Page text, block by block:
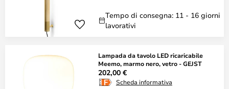
Tempo di consegna: 11 - 16 giorni
lavorativi
Lampada da tavolo LED ricaricabile
Meemo, marmo nero, vetro - GEJST
202,00 €
Scheda informativa